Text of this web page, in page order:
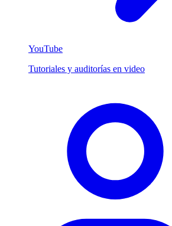
YouTube
Tutoriales y auditorías en video